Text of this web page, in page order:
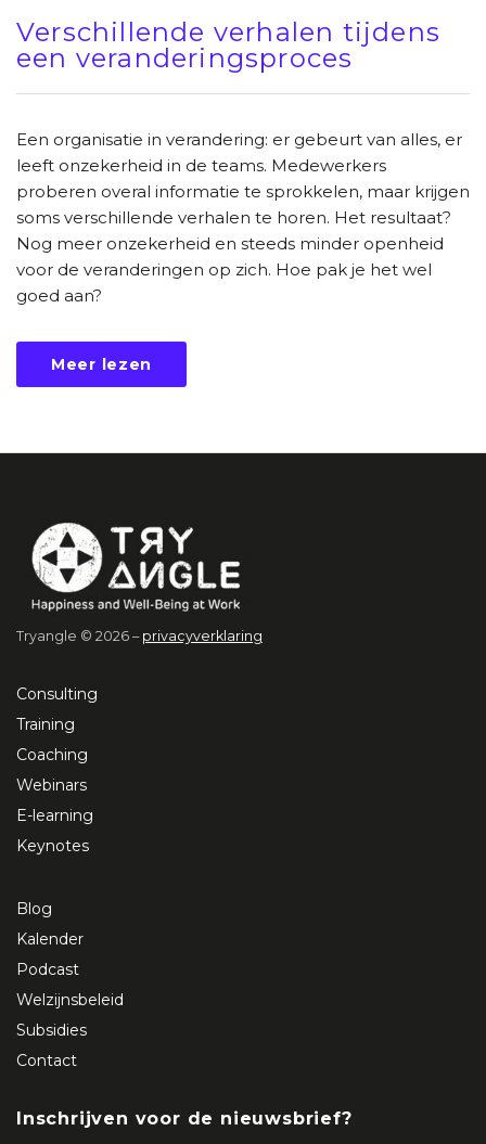
Verschillende verhalen tijdens
een veranderingsproces
Een organisatie in verandering: er gebeurt van alles, er
leeft onzekerheid in de teams. Medewerkers
proberen overal informatie te sprokkelen, maar krijgen
soms verschillende verhalen te horen. Het resultaat?
Nog meer onzekerheid en steeds minder openheid
voor de veranderingen op zich. Hoe pak je het wel
goed aan?
Meer lezen
Tryangle © 2026 – privacyverklaring
Consulting
Training
Coaching
Webinars
E-learning
Keynotes
Blog
Kalender
Podcast
Welzijnsbeleid
Subsidies
Contact
Inschrijven voor de nieuwsbrief?